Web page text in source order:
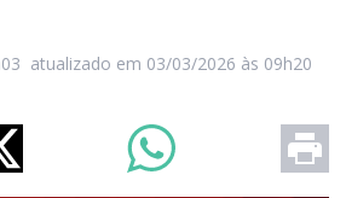
atualizado em 03/03/2026 às 09h20